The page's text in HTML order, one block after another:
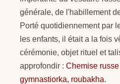
générale, de l'habillement
Porté quotidiennement par
les enfants, il était a la fois
cérémonie, objet rituel et
approfondir : Chemise
gymnastiorka, roubakha.